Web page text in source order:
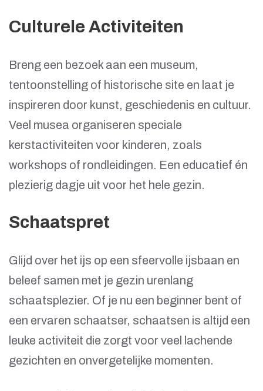
Culturele Activiteiten
Breng een bezoek aan een museum,
tentoonstelling of historische site en laat je
inspireren door kunst, geschiedenis en cultuur.
Veel musea organiseren speciale
kerstactiviteiten voor kinderen, zoals
workshops of rondleidingen. Een educatief én
plezierig dagje uit voor het hele gezin.
Schaatspret
Glijd over het ijs op een sfeervolle ijsbaan en
beleef samen met je gezin urenlang
schaatsplezier. Of je nu een beginner bent of
een ervaren schaatser, schaatsen is altijd een
leuke activiteit die zorgt voor veel lachende
gezichten en onvergetelijke momenten.